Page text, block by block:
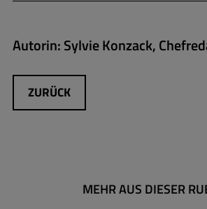
Autorin:Sylvie Konzack,
ZURÜCK
MEHR AUS DIESER